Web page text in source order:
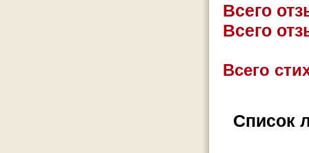
Всего
Всего
Всего
Список